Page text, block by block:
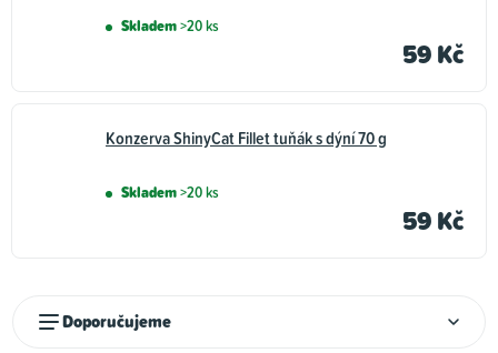
Skladem>20 ks
59 Kč
Konzerva ShinyCat Fillet tuňák s dýní 70 g
Skladem>20 ks
59 Kč
Doporučujeme